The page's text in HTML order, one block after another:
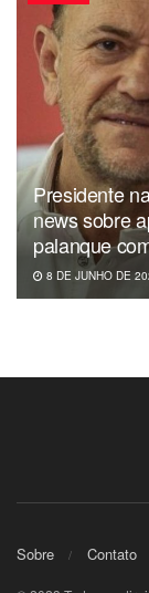
Presidente
news sobre
palanque
8 DE JUNHO DE
Sobre Contato